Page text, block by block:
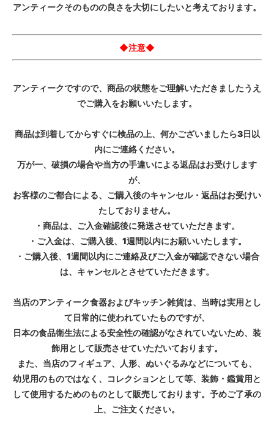
アンティークそのものの良さを大切にしたいと考えております。
◆注意◆
アンティークですので、商品の状態をご理解いただきましたうえ
でご購入をお願いいたします。
商品は到着してからすぐに検品の上、何かございましたら3日以
内にご連絡ください。
万が一、破損の場合や当方の手違いによる返品はお受けします
が、
お客様のご都合による、ご購入後のキャンセル・返品はお受けい
たしておりません。
・商品は、ご入金確認後に発送させていただきます。
・ご入金は、ご購入後、1週間以内にお願いいたします。
・ご購入後、1週間以内にご連絡及びご入金が確認できない場合
は、キャンセルとさせていただきます。
当店のアンティーク食器およびキッチン雑貨は、当時は実用とし
て日常的に使われていたものですが、
日本の食品衛生法による安全性の確認がなされていないため、装
飾用として販売させていただいております。
また、当店のフィギュア、人形、ぬいぐるみなどについても、
幼児用のものではなく、コレクションとして等、装飾・鑑賞用と
して使用するためのものとして販売しております。予めご了承の
上、ご注文ください。